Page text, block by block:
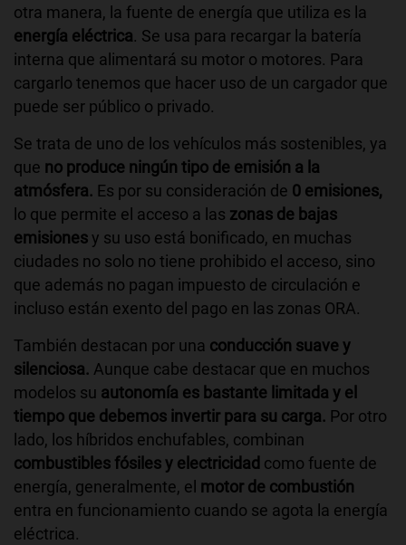
otra manera, la fuente de energía que utiliza es la
energía eléctrica. Se usa para recargar la batería
interna que alimentará su motor o motores. Para
cargarlo tenemos que hacer uso de un cargador que
puede ser público o privado.
Se trata de uno de los vehículos más sostenibles, ya
que no produce ningún tipo de emisión a la
atmósfera. Es por su consideración de 0 emisiones,
lo que permite el acceso a las zonas de bajas
emisionesy su uso está bonificado, en muchas
ciudades no solo no tiene prohibido el acceso, sino
que además no pagan impuesto de circulación e
incluso están exento del pago en las zonas ORA.
También destacan por una conducción suave y
silenciosa. Aunque cabe destacar que en muchos
modelos su autonomía es bastante limitada y el
tiempo que debemos invertir para su carga. Por otro
lado, los híbridos enchufables, combinan
combustibles fósiles y electricidad como fuente de
energía, generalmente, el motor de combustión
entra en funcionamiento cuando se agota la energía
eléctrica.